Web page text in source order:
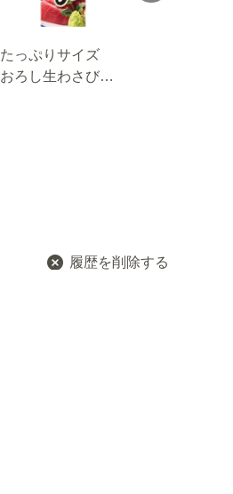
たっぷりサイズ
おろし生わさび
履歴を削除する